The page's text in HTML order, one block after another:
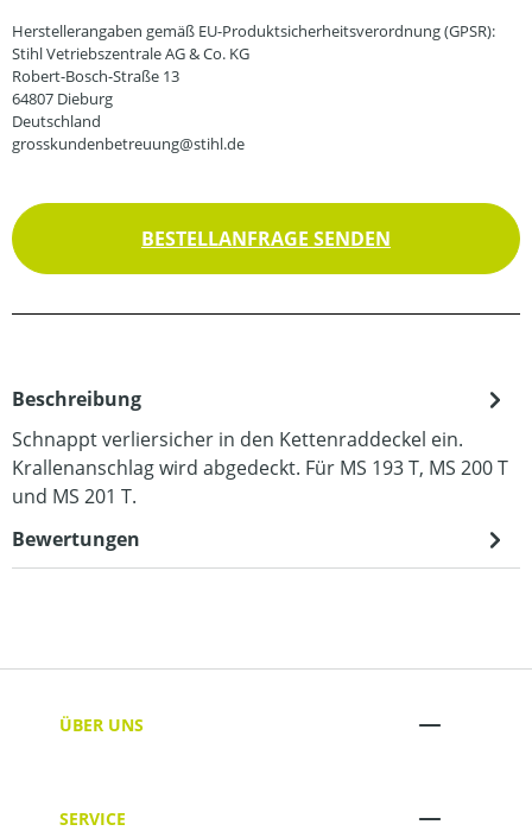
Herstellerangaben gemäß EU-Produktsicherheitsverordnung (GPSR):
Stihl Vetriebszentrale AG & Co. KG
Robert-Bosch-Straße 13
64807 Dieburg
Deutschland
grosskundenbetreuung@stihl.de
BESTELLANFRAGE SENDEN
Beschreibung
Schnappt verliersicher in den Kettenraddeckel ein.
Krallenanschlag wird abgedeckt. Für MS 193 T, MS 200 T
und MS 201 T.
Bewertungen
ÜBER UNS
SERVICE